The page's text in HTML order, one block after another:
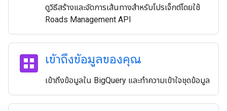
ดูวิธีสร้างและจัดการเส้นทางสำหรับโปรเจ็กต์โดยใช้
Roads Management API
dataset เข้าถึงข้อมูลของคุณ
เข้าถึงข้อมูลใน BigQuery และทำความเข้าใจชุดข้อมูล